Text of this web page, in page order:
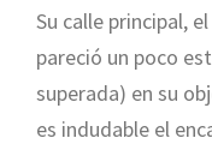
Su calle principal,
pareció un poco
superada) en su
es indudable el